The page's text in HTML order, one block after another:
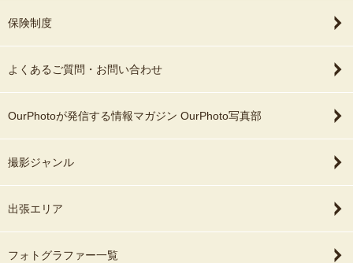
保険制度
よくあるご質問・お問い合わせ
OurPhotoが発信する情報マガジン OurPhoto写真部
撮影ジャンル
出張エリア
フォトグラファー一覧